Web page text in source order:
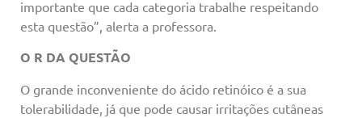
importante que cada categoria trabalhe respeitando
esta questão”, alerta a professora.
O R DA QUESTÃO
O grande inconveniente do ácido retinóico é a sua
tolerabilidade, já que pode causar irritações cutâneas